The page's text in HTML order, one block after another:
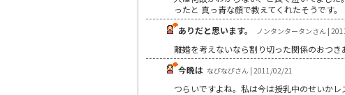
ったと 真っ青な顔で教えてくれたそうです
ありだと思います。
ノンタンタータンさん |
離婚を考えないなら割り切った関係のおつき
今晩は なぴなぴさん | 2011/02/21
つらいですよね。私は今は授乳中のせいか